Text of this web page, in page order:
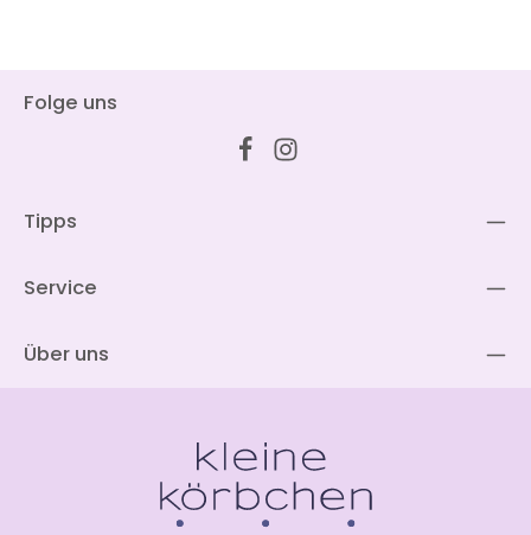
Folge uns
Tipps
Service
Über uns